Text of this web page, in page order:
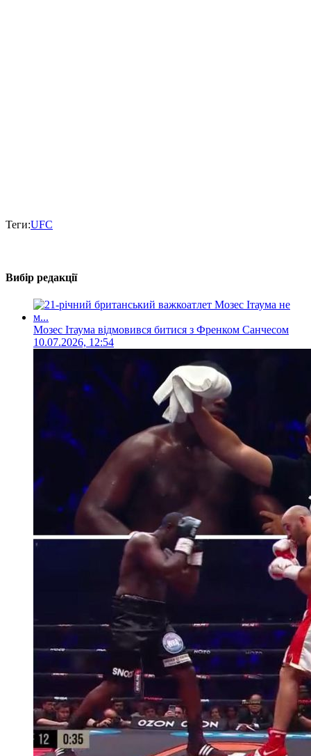
Теги:UFC
Вибір редакції
Мозес Ітаума відмовився битися з Френком Санчесом
10.07.2026, 12:54